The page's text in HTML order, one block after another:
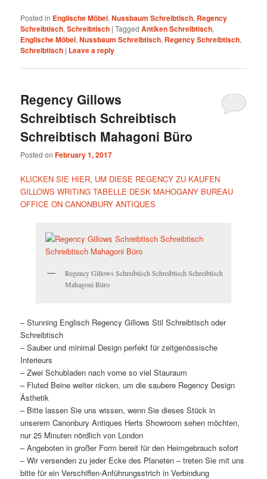
Posted in Englische Möbel,Nussbaum Schreibtisch, Regency
Schreibtisch,Schreibtisch |Tagged Antiken Schreibtisch,
Englische Möbel,Nussbaum Schreibtisch, Regency Schreibtisch,
Schreibtisch | Leave a reply
Regency Gillows
Schreibtisch Schreibtisch
Schreibtisch Mahagoni Büro
Posted onFebruary 1, 2017
KLICKEN SIE HIER, UM DIESE REGENCY ZU KAUFEN
GILLOWS WRITING TABELLE DESK MAHOGANY BUREAU
OFFICE ON CANONBURY ANTIQUES
Regency Gillows Schreibtisch Schreibtisch Schreibtisch
Mahagoni Büro
– Stunning Englisch Regency Gillows Stil Schreibtisch oder
Schreibtisch
– Sauber und minimal Design perfekt für zeitgenössische
Interieurs
– Zwei Schubladen nach vorne so viel Stauraum
– Fluted Beine weiter nicken, um die saubere Regency Design
Ästhetik
– Bitte lassen Sie uns wissen, wenn Sie dieses Stück in
unserem Canonbury Antiques Herts Showroom sehen möchten,
nur 25 Minuten nördlich von London
– Angeboten in großer Form bereit für den Heimgebrauch sofort
– Wir versenden zu jeder Ecke des Planeten – treten Sie mit uns
bitte für ein Verschiffen-Anführungsstrich in Verbindung